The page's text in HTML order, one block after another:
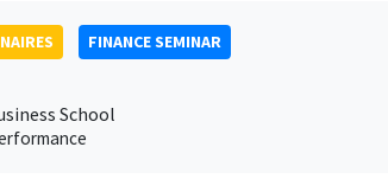
FINANCE SEMINAR
School